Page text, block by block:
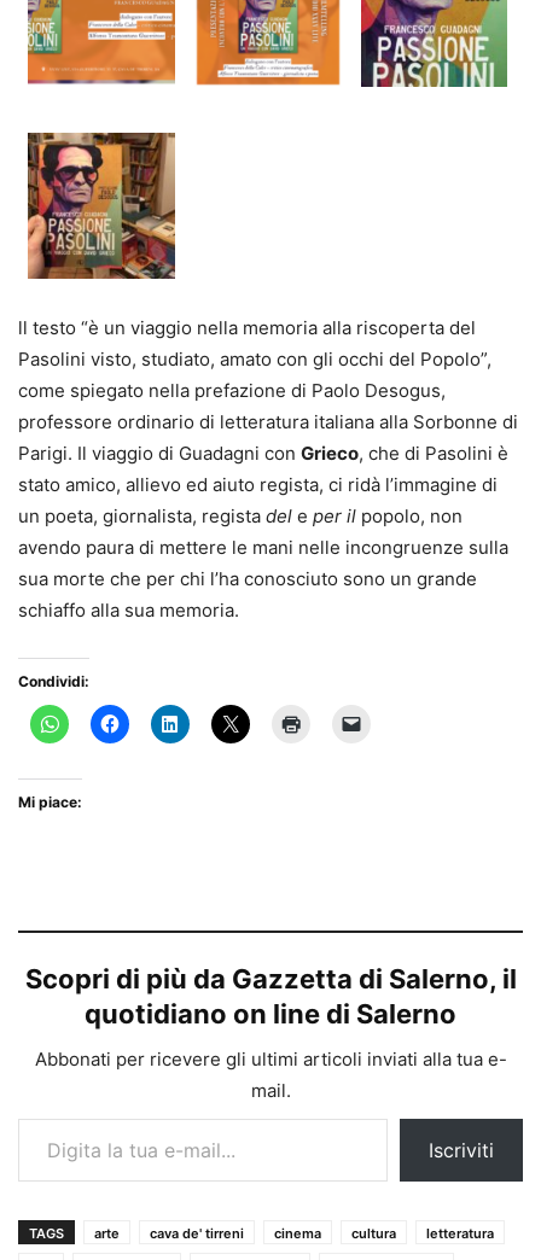
ll testo “è un viaggio nella memoria alla riscoperta del
Pasolini visto, studiato, amato con gli occhi del Popolo”,
come spiegato nella prefazione di Paolo Desogus,
professore ordinario di letteratura italiana alla Sorbonne di
Parigi. Il viaggio di Guadagni con Grieco, che di Pasolini è
stato amico, allievo ed aiuto regista, ci ridà l’immagine di
un poeta, giornalista, regista del e per il popolo, non
avendo paura di mettere le mani nelle incongruenze sulla
sua morte che per chi l’ha conosciuto sono un grande
schiaffo alla sua memoria.
Condividi:
Mi piace:
Scopri di più da Gazzetta di Salerno, il
quotidiano on line di Salerno
Abbonati per ricevere gli ultimi articoli inviati alla tua e-
mail.
Digita la tua e-mail...
Iscriviti
TAGS arte cava de' tirreni cinema cultura
letteratura